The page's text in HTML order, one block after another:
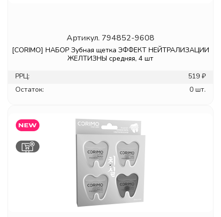
Артикул. 794852-9608
[CORIMO] НАБОР Зубная щетка ЭФФЕКТ НЕЙТРАЛИЗАЦИИ
ЖЕЛТИЗНЫ средняя, 4 шт
РРЦ:
519 ₽
Остаток:
0 шт.